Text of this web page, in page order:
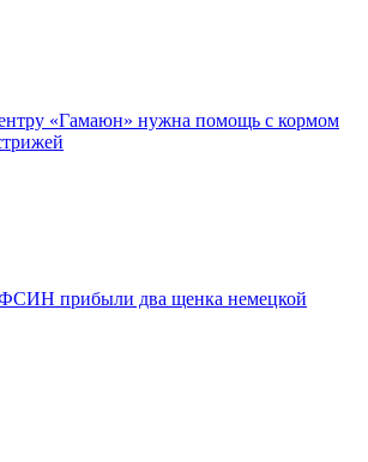
«Гамаюн» нужна помощь с кормом
прибыли два щенка немецкой